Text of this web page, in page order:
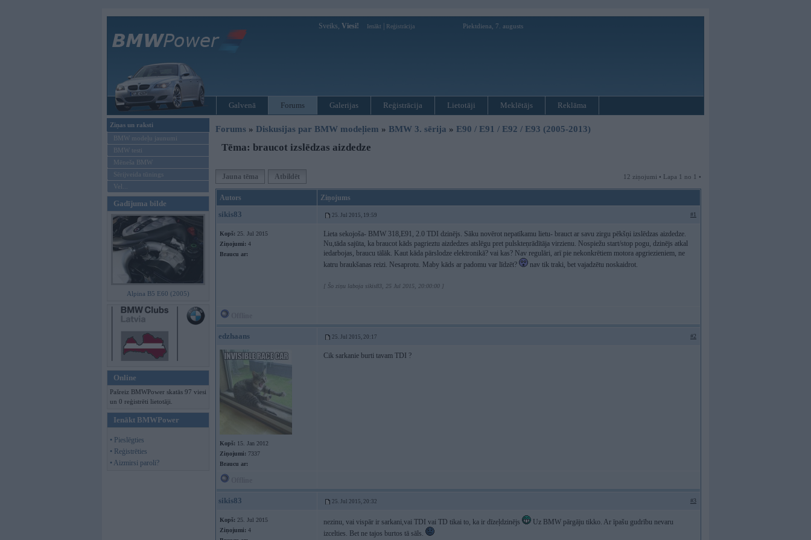
Sveiks, Viesi! Ienākt Reģistrācija Piektdiena, 7. augusts
Galvenā Forums Galerijas Reģistrācija Lietotāji Meklētājs Reklāma
Ziņas un raksti
BMW modeļu jaunumi
BMW testi
Mēneša BMW
Sērijveida tūnings
Vel...
Gadījuma bilde
Alpina B5 E60 (2005)
Online
Pašreiz BMWPower skatās 97 viesi
un 0 reģistrēti lietotāji.
Ienākt BMWPower
• Pieslēgties
• Reģistrēties
• Aizmirsi paroli?
Forums » Diskusijas par BMW modeļiem » BMW 3. sērija » E90 / E91 / E92 / E93 (2005-2013)
Tēma: braucot izslēdzas aizdedze
Jauna tēma Atbildēt 12 ziņojumi • Lapa 1 no 1 •
Autors Ziņojums
sikis83 25. Jul 2015, 19:59 #1
Kopš: 25. Jul 2015
Ziņojumi: 4
Braucu ar:
Lieta sekojoša- BMW 318,E91, 2.0 TDI dzinējs. Sāku novērot nepatīkamu lietu- brauct ar savu zirgu pēkšņi izslēdzas aizdedze.
Nu,tāda sajūta, ka braucot kāds pagrieztu aizdedzes atslēgu pret pulskteņrādītāja virzienu. Nospiežu start/stop pogu, dzinējs atkal
iedarbojas, braucu tālāk. Kaut kāda pārslodze elektronikā? vai kas? Nav regulāri, arī pie nekonkrētiem motora apgriezieniem, ne
katru braukšanas reizi. Nesaprotu. Maby kāds ar padomu var līdzēt?
nav tik traki, bet vajadzētu noskaidrot.
[ Šo ziņu laboja sikis83, 25 Jul 2015, 20:00:00 ]
edzhaans 25. Jul 2015, 20:17 #2
Kopš: 15. Jan 2012
Ziņojumi: 7337
Braucu ar:
Cik sarkanie burti tavam TDI ?
sikis83 25. Jul 2015, 20:32 #3
Kopš: 25. Jul 2015
Ziņojumi: 4
nezinu, vai vispār ir sarkani,vai TDI vai TD tikai to, ka ir dīzeļdzinējs
Uz BMW pārgāju tikko. Ar īpašu gudrību nevaru
izcelties. Bet ne tajos burtos tā sāls.